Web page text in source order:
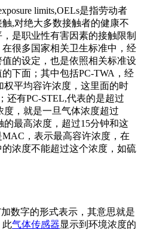
limits,OELs是指劳动者
,对绝大多数接触者的健康不
是职业性有害因素的接触限制
很多国家相关卫生标准中，经
的设定，也是依照相关标准设
下面；其中包括PC-TWA，经
平均容许浓度，这里面的时
还有PC-STEL,代表的是超过
度，就是一旦气体浓度超过
最高浓度，超过15分钟和这
，表示最高容许浓度，在
浓度不能超过这个浓度，如硫
数字的形式表示，其意思就是
此气体传感器显示到环境浓度的